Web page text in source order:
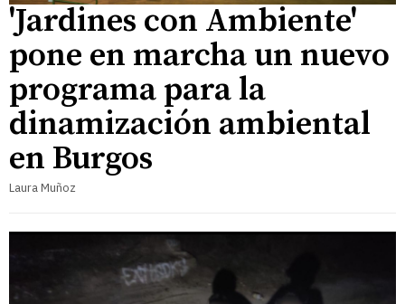
'Jardines con Ambiente'
pone en marcha un nuevo
programa para la
dinamización ambiental
en Burgos
Laura Muñoz